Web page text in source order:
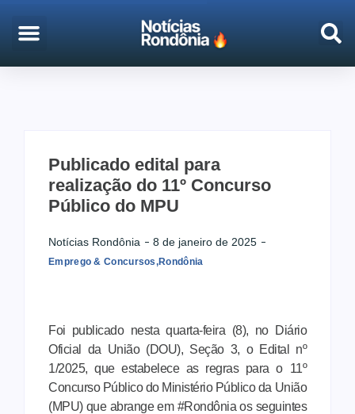
Publicado edital para
realização do 11º Concurso
Público do MPU
Notícias Rondônia 8 de janeiro de 2025
Emprego & Concursos,Rondônia
Foi publicado nesta quarta-feira (8), no Diário
Oficial da União (DOU), Seção 3, o Edital nº
1/2025, que estabelece as regras para o 11º
Concurso Público do Ministério Público da União
(MPU) que abrange em #Rondônia os seguintes